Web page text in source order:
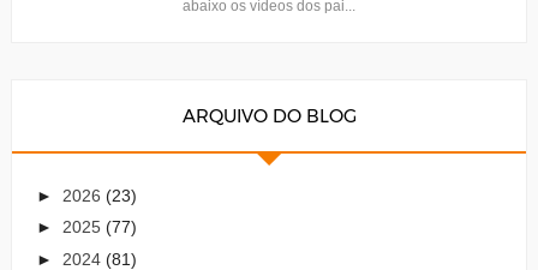
abaixo os vídeos dos pai...
ARQUIVO DO BLOG
► 2026 (23)
► 2025 (77)
► 2024 (81)